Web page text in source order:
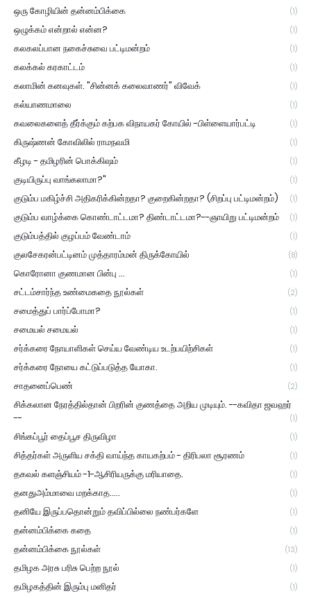
ஒரு கோழியின் தன்னம்பிக்கை (1)
ஒழுக்கம் என்றால் என்ன? (1)
கலகலப்பான நகைச்சுவை பட்டிமன்றம் (1)
கலக்கல் கரகாட்டம் (1)
கலாமின் கனவுகள். "சின்னக் கலைவாணர்" விவேக் (1)
கல்யாணமாலை (1)
கவலைகளைத் தீர்க்கும் கற்பக விநாயகர் கோயில் -பிள்ளையார்பட்டி (1)
கிருஷ்ணன் கோவிலில் ராமநவமி (1)
கீழடி - தமிழரின் பொக்கிஷம் (1)
குடியிருப்பு வாங்கலாமா?" (1)
குடும்ப மகிழ்ச்சி அதிகரிக்கின்றதா? குறைகின்றதா? (சிறப்பு பட்டிமன்றம்) (1)
குடும்ப வாழ்க்கை கொண்டாட்டமா? திண்டாட்டமா?--ஞாயிறு பட்டிமன்றம் (1)
குடும்பத்தில் குழப்பம் வேண்டாம் (1)
குலசேகரன்பட்டினம் முத்தாரம்மன் திருக்கோயில் (8)
கொரோனா குணமான பின்பு ... (1)
சட்டம்சார்ந்த உண்மைகதை நூல்கள் (2)
சமைத்துப் பார்ப்போமா? (1)
சமையல் சமையல் (1)
சர்க்கரை நோயாளிகள் செய்ய வேண்டிய உடற்பயிற்சிகள் (1)
சர்க்கரை நோயை கட்டுப்படுத்த யோகா. (1)
சாதனைப்பெண் (2)
சிக்கலான நேரத்தில்தான் பிறரின் குணத்தை அறிய முடியும். --கவிதா ஜவஹர்
--
(1)
சிங்கப்பூர் தைப்பூச திருவிழா (1)
சித்தர்கள் அருளிய சக்தி வாய்ந்த காயகற்பம் - திரிபலா சூரணம் (1)
தகவல் களஞ்சியம் -1-ஆசிரியருக்கு மரியாதை. (1)
தனதுஅம்மாவை மறக்காத..... (1)
தனியே இருப்பதொன்றும் தவிப்பில்லை நண்பர்களே (1)
தன்னம்பிக்கை கதை (1)
தன்னம்பிக்கை நூல்கள் (13)
தமிழக அரசு பரிசு பெற்ற நூல் (1)
தமிழகத்தின் இரும்பு மனிதர் (1)